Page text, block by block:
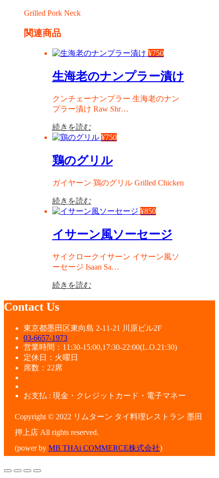
Grilled Pork Neck
関連商品
¥750
生海老のナンプラー漬け
クンチェーナンプラー 生海老のナン
プラー漬け Raw Shr…
続きを読む
¥750
鶏のグリル
ガイヤーン 鶏のグリル Grilled Chicken
続きを読む
¥850
イサーン風ソーセージ
サイクロークイサーン イサーン風ソ
ーセージ Isaan Sa…
続きを読む
Contact Us
東京都墨田区東向島 2-11-21 川原ビル2F
03-6657-1973
営業時間：11:30-15:00,17:30-22:00(L.O.21:30)
定休日：火曜日
席数：22席
お支払 : 現金・クレジットカード・電子マネー
Copyright © 2022 リムターン タイ料理レストラン 墨田
押上店 All rights reserved.
(power by MB THAi COMMERCE株式会社)